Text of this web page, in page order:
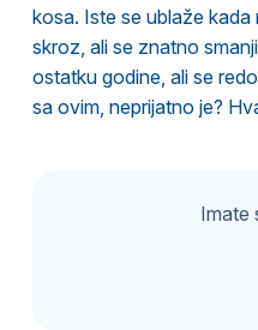
kosa. Iste se ublaže
skroz, ali se znatno
ostatku godine, ali se
sa ovim, neprijatno je?
Imate